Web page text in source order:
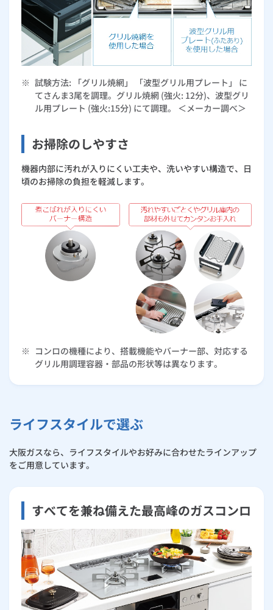
※ 試験方法: 「グリル焼網」 「波型グリル用プレート」 に
てさんま3尾を調理。グリル焼網 (強火: 12分)、波型グリ
ル用プレート (強火:15分) にて調理。 ＜メーカー調べ＞
お掃除のしやすさ
機器内部に汚れが入りにくい工夫や、洗いやすい構造で、日
頃のお掃除の負担を軽減します。
※ コンロの機種により、搭載機能やバーナー部、対応する
グリル用調理容器・部品の形状等は異なります。
ライフスタイルで選ぶ
大阪ガスなら、ライフスタイルやお好みに合わせたラインアップ
をご用意しています。
すべてを兼ね備えた最高峰のガスコンロ